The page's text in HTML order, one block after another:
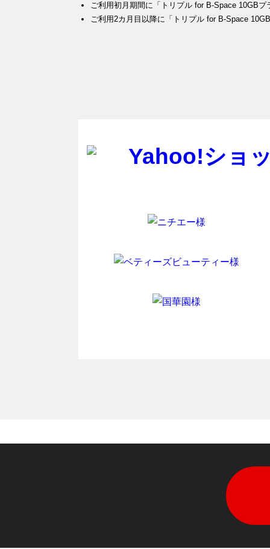
ご利用初月期間に「トリプル for B-Space 10GB
ご利用2カ月目以降に「トリプル for B-Space